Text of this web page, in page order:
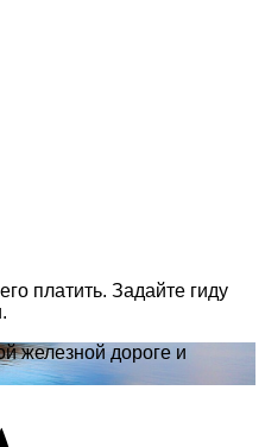
платить. Задайте гиду
железной дороге и